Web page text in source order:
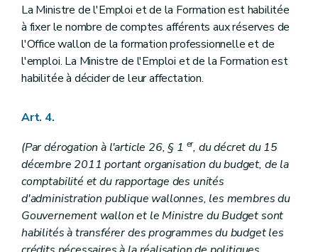
La Ministre de l'Emploi et de la Formation est habilitée
à fixer le nombre de comptes afférents aux réserves de
l'Office wallon de la formation professionnelle et de
l'emploi. La Ministre de l'Emploi et de la Formation est
habilitée à décider de leur affectation.
Art. 4.
(Par dérogation à l'article 26, § 1 er, du décret du 15
décembre 2011 portant organisation du budget, de la
comptabilité et du rapportage des unités
d'administration publique wallonnes, les membres du
Gouvernement wallon et le Ministre du Budget sont
habilités à transférer des programmes du budget les